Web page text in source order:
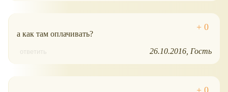
а как там оплачивать?
ответить 26.10.2016 Гость